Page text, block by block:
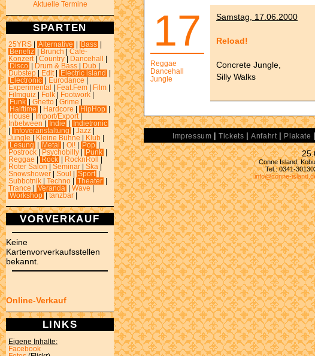
Aktuelle Termine
SPARTEN
25YRS Alternative Bass
Benefiz
Brunch
Café-
Konzert
Country Dancehall
Disco
Drum & Bass Dub
Dubstep
Edit Electric island
Electronic
Eurodance
Experimental
Feat.Fem Film
Filmquiz
Folk Footwork
Funk
Ghetto Grime
Halftime
Hardcore HipHop
House
Import/Export
Inbetween
Indie
Indietronic
Infoveranstaltung Jazz
Jungle
Kleine Bühne Klub
Lesung
Metal Oi! Pop
Postrock
Psychobilly Punk
Reggae
Rock RocknRoll
Roter Salon
Seminar Ska
Snowshower
Soul Sport
Subbotnik
Techno Theater
Trance
Veranda Wave
Workshop
tanzbar
VORVERKAUF
Keine
Kartenvorverkaufsstellen
bekannt.
Online-Verkauf
LINKS
Eigene Inhalte:
Facebook
17
Reggae
Dancehall
Jungle
Samstag, 17.06.2000
Reload!
Concrete Jungle,
Silly Walks
Impressum |Tickets |Anfahrt | Plakate |
Conne Island,
Tel.: 0341-
info@conne-